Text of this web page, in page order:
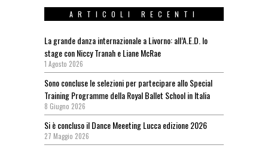
ARTICOLI RECENTI
La grande danza internazionale a Livorno: all’A.E.D. lo
stage con Niccy Tranah e Liane McRae
1 Agosto 2026
Sono concluse le selezioni per partecipare allo Special
Training Programme della Royal Ballet School in Italia
8 Giugno 2026
Si è concluso il Dance Meeeting Lucca edizione 2026
27 Maggio 2026